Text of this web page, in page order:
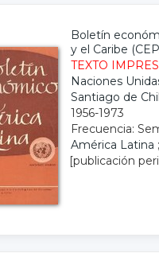
Boletín
y el Caribe
TEXTO
Naciones
Santiago de
1956-1973
Frecuencia:
América Latina ;
[publicación